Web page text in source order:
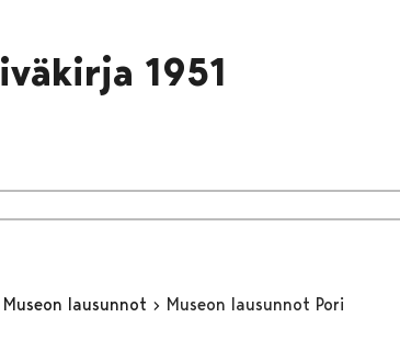
1951
lausunnot Museon lausunnot Pori